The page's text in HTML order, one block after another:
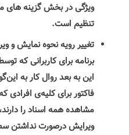
ویژگی در بخش گزینه های
تنظیم است.
تغییر رویه نحوه نمایش و
برنامه برای کاربرانی که
این به بعد روال کار به
فاکتور برای کلیه‌ی افرادی
مشاهده همه اسناد را
ویرایش درصورت نداشتن